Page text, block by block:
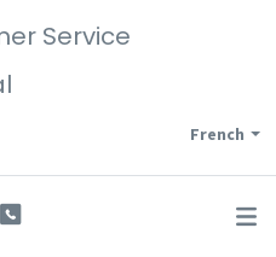
Service
French